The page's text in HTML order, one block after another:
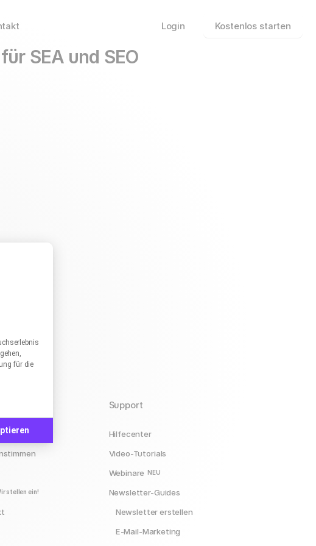
Sie Ihre Optionen an
für die
Login Kostenlos starten
SEA und SEO
stellen ein!
Support
Hilfecenter
Video-Tutorials
Webinare NEU
Newsletter-Guides
Newsletter erstellen
E-Mail-Marketing